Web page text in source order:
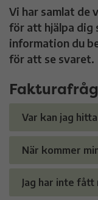
Vi har samlat de
för att hjälpa dig
information du
för att se svaret.
Var kan jag
När kommer
Jag har inte